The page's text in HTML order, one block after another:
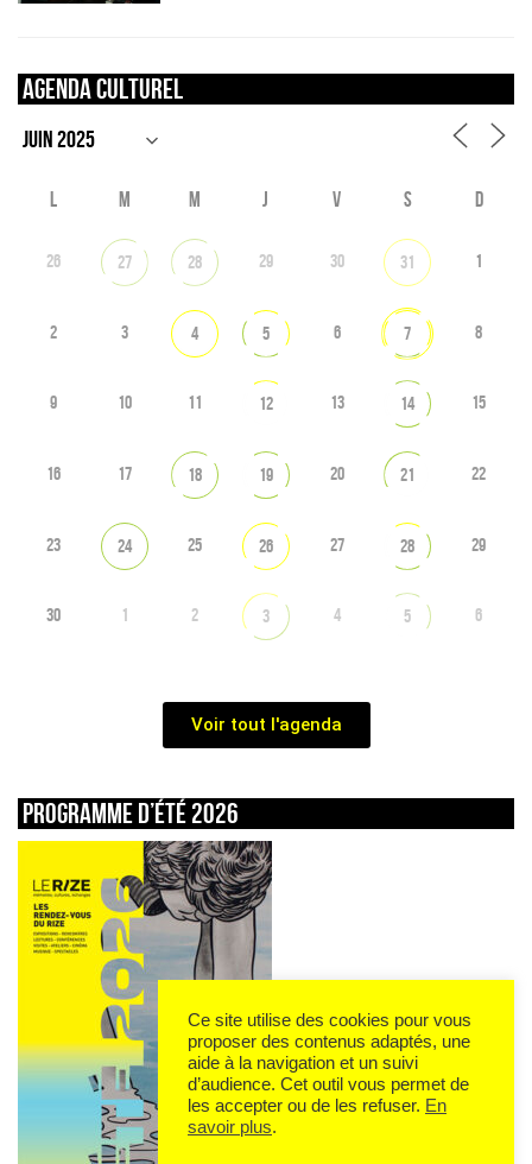
Agenda culturel
L M M J V S D
26 27 28 29 30 31 1
2 3 4 5 6 7 8
9 10 11 12 13 14 15
16 17 18 19 20 21 22
23 24 25 26 27 28 29
30 1 2 3 4 5 6
Voir tout l'agenda
Programme d’été 2026
Ce site utilise des cookies pour vous
proposer des contenus adaptés, une
aide à la navigation et un suivi
d’audience. Cet outil vous permet de
les accepter ou de les refuser. En
savoir plus.